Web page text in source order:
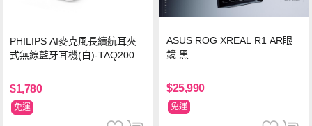
PHILIPS AI麥克風長續航耳夾
式無線藍牙耳機(白)-TAQ2000
$1,780
免運
ASUS ROG XREAL R1 AR眼
鏡 黑
$25,990
免運